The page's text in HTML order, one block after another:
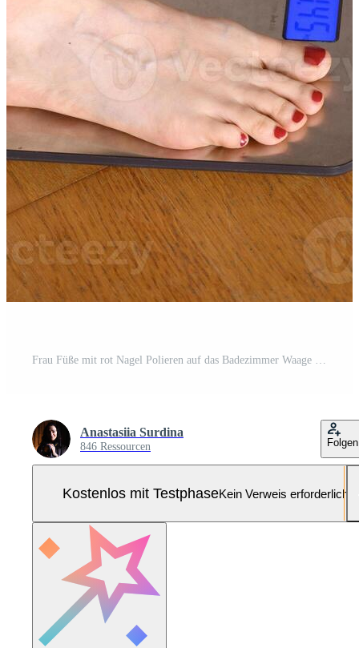
Frau Füße mit rot Nagel Polieren auf das Badezimmer Waage Pro Foto
Anastasiia Surdina
846 Ressourcen Folgen
Kostenlos mit TestphaseKein Verweis erforderlich